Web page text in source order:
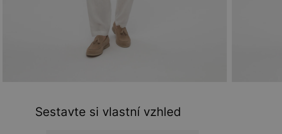
Sestavte si vlastní vzhled